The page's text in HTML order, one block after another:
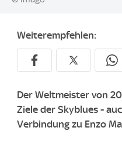
Weiterempfehlen:
Der Weltmeister von
Ziele der Skyblues -
Verbindung zu Enzo